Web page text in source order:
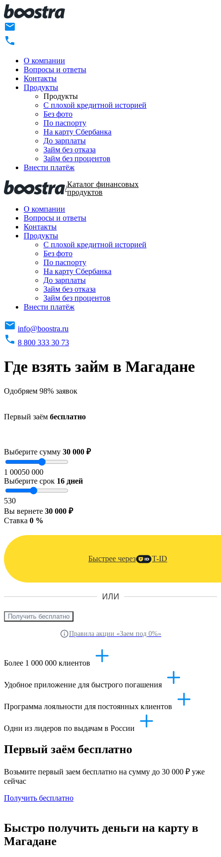
О компании
Вопросы и ответы
Контакты
Продукты
Продукты
C плохой кредитной историей
Без фото
По паспорту
На карту Сбербанка
До зарплаты
Займ без отказа
Займ без процентов
Внести платёж
/Каталог финансовых
продуктов
О компании
Вопросы и ответы
Контакты
Продукты
C плохой кредитной историей
Без фото
По паспорту
На карту Сбербанка
До зарплаты
Займ без отказа
Займ без процентов
Внести платёж
info@boostra.ru
8 800 333 30 73
Где взять займ в Магадане
Одобряем 98% заявок
Первый заём бесплатно
Выберите сумму 30 000 ₽
1 00050 000
Выберите срок 16 дней
530
Вы вернете 30 000 ₽
Ставка 0 %
Быстрее через T-ID
ИЛИ
Получить бесплатно
Правила акции «Заем под 0%»
Более 1 000 000 клиентов
Удобное приложение для быстрого погашения
Программа лояльности для постоянных клиентов
Одни из лидеров по выдачам в России
Первый заём бесплатно
Возьмите первый заем бесплатно на сумму до 30 000 ₽ уже
сейчас
Получить бесплатно
Быстро получить деньги на карту в
Магадане